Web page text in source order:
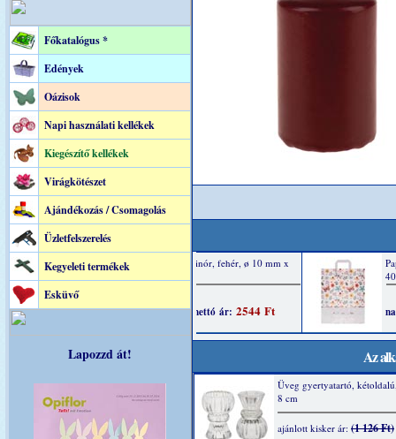
Főkatalógus *
Edények
Oázisok
Napi használati kellékek
Kiegészítő kellékek
Virágkötészet
Ajándékozás / Csomagolás
Üzletfelszerelés
Kegyeleti termékek
Esküvő
Lapozzd át! Az
Üveg gyertyatartó,
8 cm
ajánlott kisker ár: (1 126 Ft)